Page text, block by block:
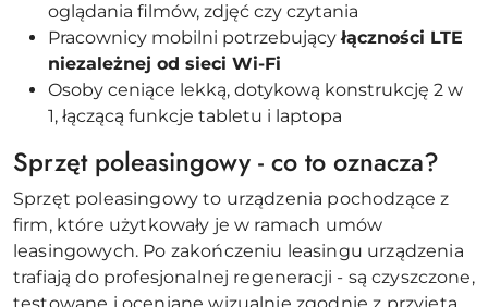
oglądania filmów, zdjęć czy czytania
Pracownicy mobilni potrzebującyłączności LTE
niezależnej od sieci Wi-Fi
Osoby ceniące lekką, dotykową konstrukcję 2 w
1, łączącą funkcje tabletu i laptopa
Sprzęt poleasingowy - co to oznacza?
Sprzęt poleasingowy to urządzenia pochodzące z
firm, które użytkowały je w ramach umów
leasingowych. Po zakończeniu leasingu urządzenia
trafiają do profesjonalnej regeneracji - są czyszczone,